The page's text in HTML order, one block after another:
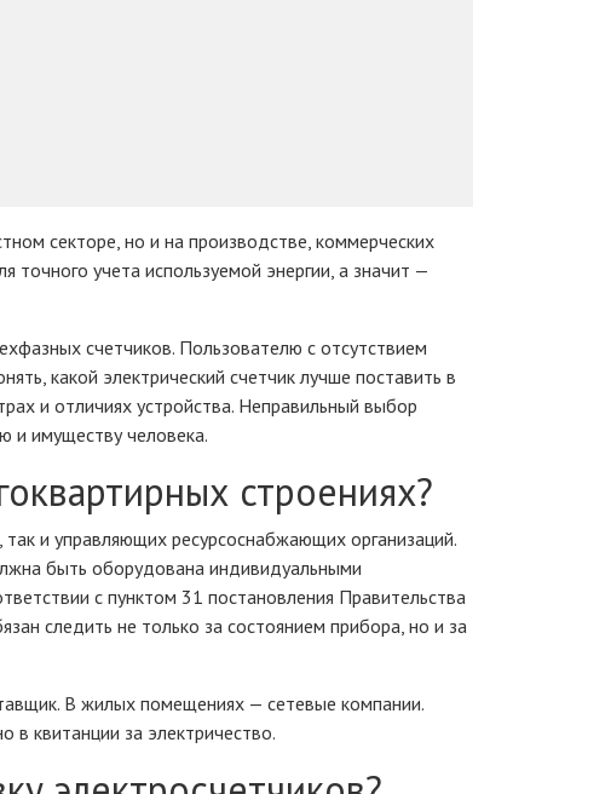
секторе, но и на производстве, коммерческих
учета используемой энергии, а значит —
счетчиков. Пользователю с отсутствием
какой электрический счетчик лучше поставить в
и отличиях устройства. Неправильный выбор
и имуществу человека.
строениях?
и управляющих ресурсоснабжающих организаций.
быть оборудована индивидуальными
с пунктом 31 постановления Правительства
следить не только за состоянием прибора, но и за
В жилых помещениях — сетевые компании.
квитанции за электричество.